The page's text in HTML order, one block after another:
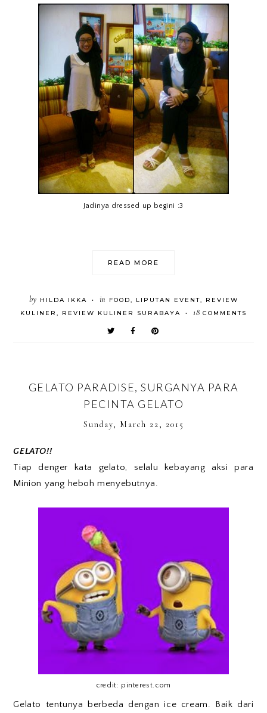
Jadinya dressed up begini :3
READ MORE
by HILDA IKKA • in FOOD, LIPUTAN EVENT,
REVIEW
KULINER , REVIEW KULINER SURABAYA • 18 COMMENTS
GELATO PARADISE, SURGANYA PARA
PECINTA GELATO
Sunday, March 22, 2015
GELATO!!
Tiap denger kata gelato, selalu kebayang aksi para
Minion yang heboh menyebutnya.
credit: pinterest.com
Gelato tentunya berbeda dengan ice cream. Baik dari